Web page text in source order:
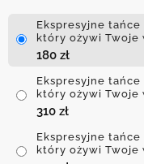
Ekspresyjne
który ożywi Twoje
180 zł
Ekspresyjne
który ożywi Twoje
310 zł
Ekspresyjne
który ożywi Twoje